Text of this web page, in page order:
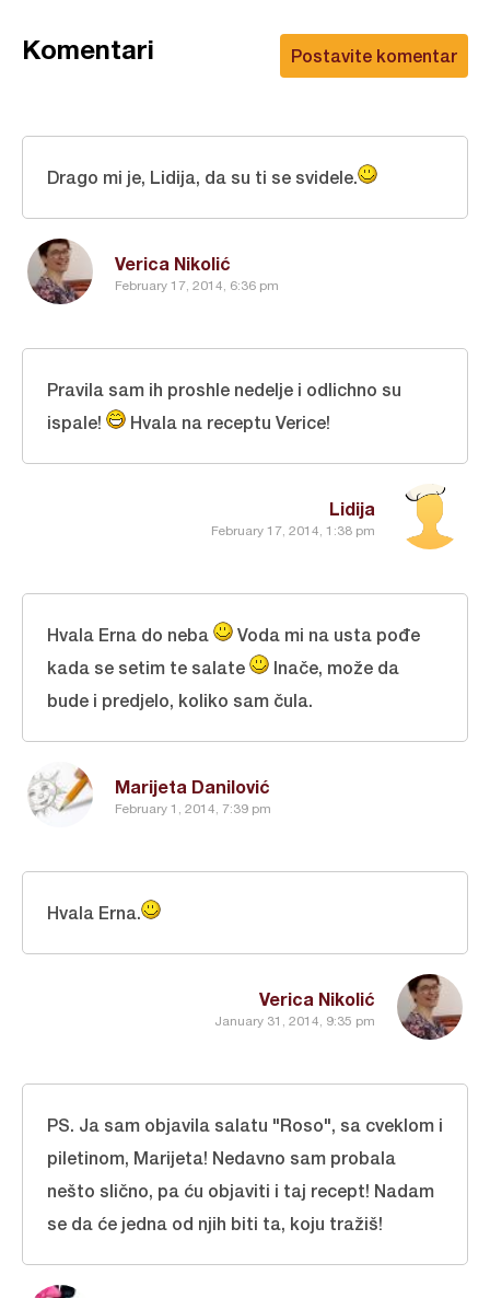
Postavite komentar
Komentari
Verica Nikolić
February 17, 2014, 6:36 pm
Drago mi je, Lidija, da su ti se svidele.
Lidija
February 17, 2014, 1:38 pm
Pravila sam ih proshle nedelje i odlichno su
ispale!
Hvala na receptu Verice!
Marijeta Danilović
February 1, 2014, 7:39 pm
Hvala Erna do neba
Voda mi na usta pođe
kada se setim te salate
Inače, može da
bude i predjelo, koliko sam čula.
Verica Nikolić
January 31, 2014, 9:35 pm
Hvala Erna.
PS. Ja sam objavila salatu "Roso", sa cveklom i
piletinom, Marijeta! Nedavno sam probala
nešto slično, pa ću objaviti i taj recept! Nadam
se da će jedna od njih biti ta, koju tražiš!